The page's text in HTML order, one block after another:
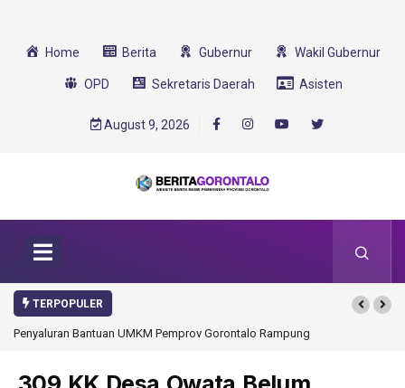
Home Berita Gubernur Wakil Gubernur
OPD Sekretaris Daerah Asisten
August 9, 2026
TERPOPULER
Penyaluran Bantuan UMKM Pemprov Gorontalo Rampung